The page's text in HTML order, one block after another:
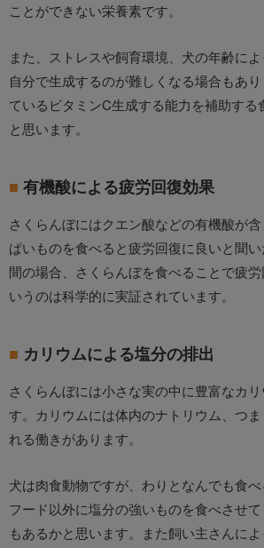
ことができない栄養素です。
また、ストレスや飼育環境、犬の年齢に
自分で生成するのが難しくなる場合もあ
ているビタミンC生成する能力を補助する
と思います。
有機酸による疲労回復効果
さくらんぼにはクエン酸などの有機酸が
ぱいものを食べると疲労回復に良いと聞
間の場合、さくらんぼを食べることで疲
いうのは科学的に実証されています。
カリウムによる塩分の排出
さくらんぼには小さな実の中に豊富なカ
す。カリウムには体内のナトリウム、つ
れる働きがあります。
犬は肉食動物ですが、わりとなんでも食
フード以外に塩分の強いものを食べさせ
もあるかと思います。また飼い主さんに